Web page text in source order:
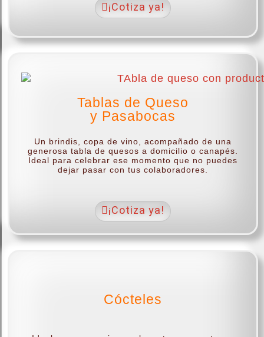
¡Cotiza ya!
Tablas de Queso
y Pasabocas
Un brindis, copa de vino, acompañado de una
generosa tabla de quesos a domicilio o canapés.
Ideal para celebrar ese momento que no puedes
dejar pasar con tus colaboradores.
¡Cotiza ya!
Cócteles